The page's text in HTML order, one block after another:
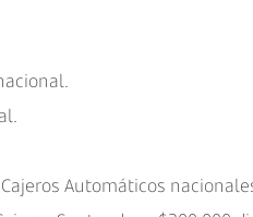
Automáticos